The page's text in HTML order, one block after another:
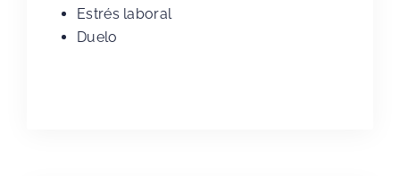
Estrés laboral
Duelo